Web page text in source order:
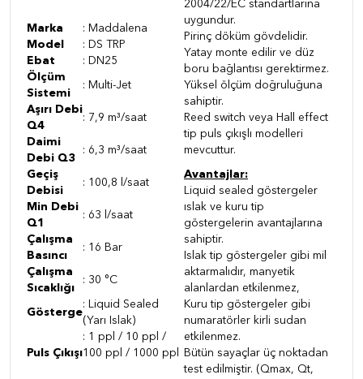
Marka
: Maddalena
Model
: DS TRP
Ebat
: DN25
Ölçüm
Sistemi
: Multi-Jet
Aşırı Debi
Q4
: 7,9 m³/saat
Daimi
Debi Q3
: 6,3 m³/saat
Geçiş
Debisi
: 100,8 l/saat
Min Debi
Q1
: 63 l/saat
Çalışma
Basıncı
: 16 Bar
Çalışma
Sıcaklığı
: 30 °C
Gösterge
: Liquid Sealed
(Yarı Islak)
Puls Çıkışı
: 1 ppl / 10 ppl /
100 ppl / 1000 ppl
2004/22/EC standartlarına
uygundur.
Pirinç döküm gövdelidir.
Yatay monte edilir ve düz
boru bağlantısı gerektirmez.
Yüksel ölçüm doğruluğuna
sahiptir.
Reed switch veya Hall effect
tip puls çıkışlı modelleri
mevcuttur.
Avantajlar:
Liquid sealed göstergeler
ıslak ve kuru tip
göstergelerin avantajlarına
sahiptir.
Islak tip göstergeler gibi mil
aktarmalıdır, manyetik
alanlardan etkilenmez,
Kuru tip göstergeler gibi
numaratörler kirli sudan
etkilenmez.
Bütün sayaçlar üç noktadan
test edilmiştir. (Qmax, Qt,